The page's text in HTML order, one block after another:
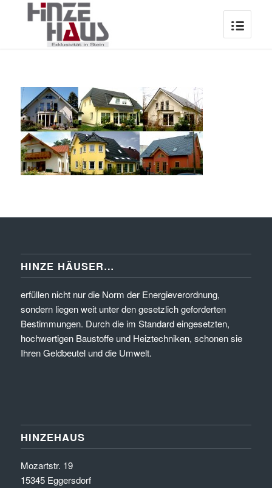
HINZE HÄUSER…
erfüllen nicht nur die Norm der Energieverordnung,
sondern liegen weit unter den gesetzlich geforderten
Bestimmungen. Durch die im Standard eingesetzten,
hochwertigen Baustoffe und Heiztechniken, schonen sie
Ihren Geldbeutel und die Umwelt.
HINZEHAUS
Mozartstr. 19
15345 Eggersdorf